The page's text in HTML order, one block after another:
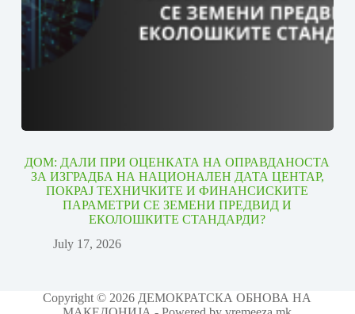
ДОМ: ДАЛИ ПРИ ОЦЕНКАТА НА ОПРАВДАНОСТА
ЗА ИЗГРАДБА НА НАЦИОНАЛЕН ДАТА ЦЕНТАР,
ПОКРАЈ ТЕХНИЧКИТЕ И ФИНАНСИСКИТЕ
ПАРАМЕТРИ СЕ ЗЕМЕНИ ПРЕДВИД И
ЕКОЛОШКИТЕ СТАНДАРДИ?
July 17, 2026
Copyright © 2026 ДЕМОКРАТСКА ОБНОВА НА